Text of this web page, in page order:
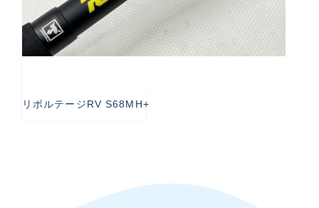
リボルテージRV S68MH+